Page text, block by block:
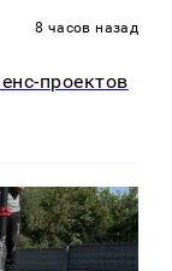
8 часов назад
проектов